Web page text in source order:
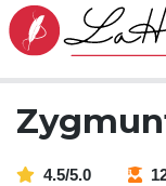
4.5/5.0